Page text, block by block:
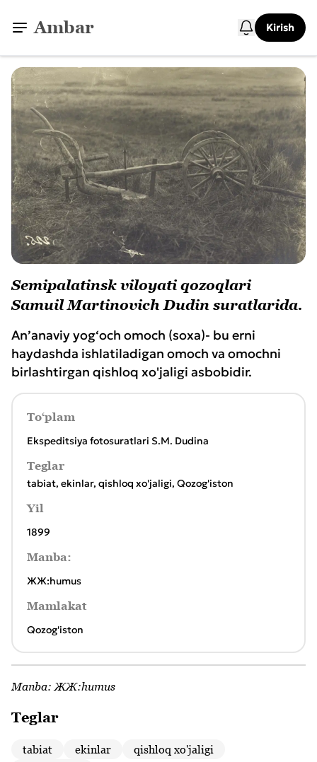
Ambar Kirish
Semipalatinsk viloyati qozoqlari
Samuil Martinovich Dudin suratlarida.
An’anaviy yog‘och omoch (soxa)- bu erni
haydashda ishlatiladigan omoch va omochni
birlashtirgan qishloq xo'jaligi asbobidir.
To‘plam
Ekspeditsiya fotosuratlari S.M. Dudina
Teglar
tabiat, ekinlar, qishloq xo'jaligi, Qozog'iston
Yil
1899
Manba:
ЖЖ:humus
Mamlakat
Qozog'iston
Manba: ЖЖ:humus
Teglar
tabiat ekinlar
qishloq xo'jaligi